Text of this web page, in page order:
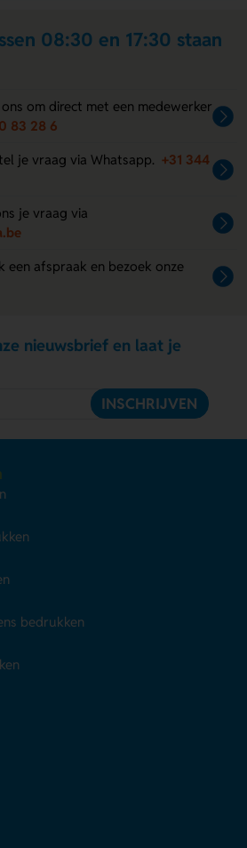
08:30 en 17:30 staan
ons om direct met een medewerker
83 28 6
je vraag via Whatsapp. +31 344
je vraag via
een afspraak en bezoek onze
nieuwsbrief en laat je
INSCHRIJVEN
bedrukken